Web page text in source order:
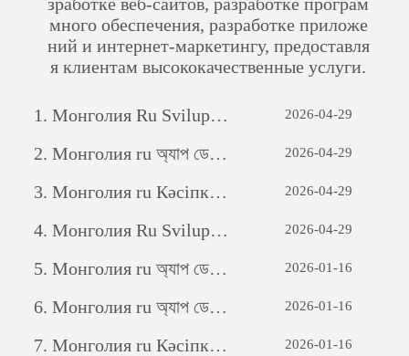
много обеспечения, разработке приложе
ний и интернет-маркетингу, предоставля
я клиентам высококачественные услуги.
1. Монголия Ru Sviluppo di siti web per il commercio estero: una guida completa 2026-04-29
2. Монголия ru অ্যাপ ডেভেলপমেন্টঃ একটি সফল মোবাইল অ্যাপ্লিকেশন তৈরির যাত্রা 2026-04-29
3. Монголия ru Кәсіпкерлік әлеуетті ашу: жеке бағдарламалық қамтамасыз етуді дамытудың күші 2026-04-29
4. Монголия Ru Sviluppo di siti web per il commercio estero: una guida completa 2026-04-29
5. Монголия ru অ্যাপ ডেভেলপমেন্টঃ একটি সফল মোবাইল অ্যাপ্লিকেশন তৈরির যাত্রা 2026-01-16
6. Монголия ru অ্যাপ ডেভেলপমেন্টঃ একটি সফল মোবাইল অ্যাপ্লিকেশন তৈরির যাত্রা 2026-01-16
7. Монголия ru Кәсіпкерлік әлеуетті ашу: жеке бағдарламалық қамтамасыз етуді дамытудың күші 2026-01-16